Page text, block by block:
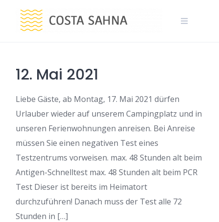
content
12. Mai 2021
Liebe Gäste, ab Montag, 17. Mai 2021 dürfen
Urlauber wieder auf unserem Campingplatz und in
unseren Ferienwohnungen anreisen. Bei Anreise
müssen Sie einen negativen Test eines
Testzentrums vorweisen. max. 48 Stunden alt beim
Antigen-Schnelltest max. 48 Stunden alt beim PCR
Test Dieser ist bereits im Heimatort
durchzuführen! Danach muss der Test alle 72
Stunden in […]